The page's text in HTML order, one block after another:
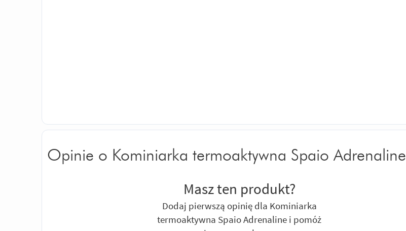
Opinie o Kominiarka termoaktywna Spaio Adrenaline
Masz ten produkt?
Dodaj pierwszą opinię dla Kominiarka
termoaktywna Spaio Adrenaline i pomóż